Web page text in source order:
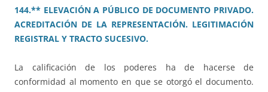
144.** ELEVACIÓN A PÚBLICO DE DOCUMENTO PRIVADO.
ACREDITACIÓN DE LA REPRESENTACIÓN. LEGITIMACIÓN
REGISTRAL Y TRACTO SUCESIVO.
La calificación de los poderes ha de hacerse de
conformidad al momento en que se otorgó el documento.